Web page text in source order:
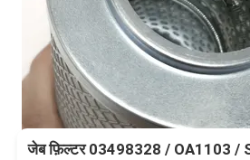
जेब फ़िल्टर 03498328 / OA1103 /